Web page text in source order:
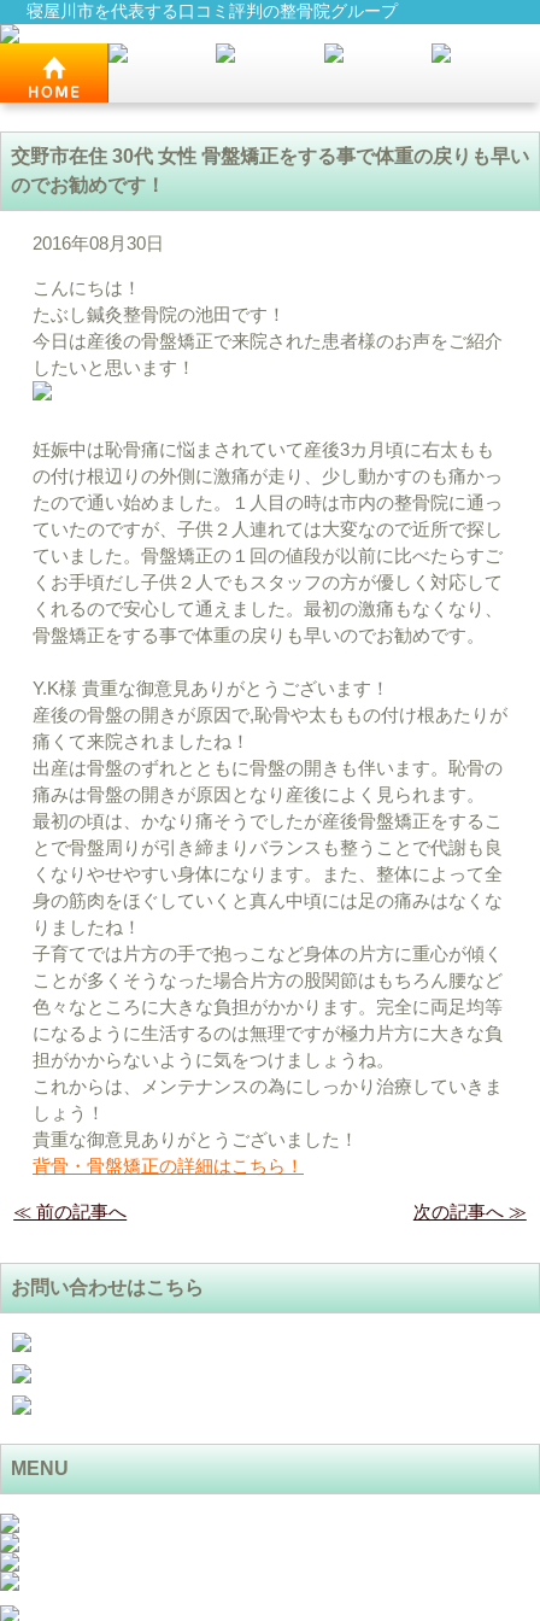
寝屋川市を代表する口コミ評判の整骨院グループ
交野市在住 30代 女性 骨盤矯正をする事で体重の戻りも早い
のでお勧めです！
2016年08月30日
こんにちは！
たぶし鍼灸整骨院の池田です！
今日は産後の骨盤矯正で来院された患者様のお声をご紹介
したいと思います！
妊娠中は恥骨痛に悩まされていて産後3カ月頃に右太もも
の付け根辺りの外側に激痛が走り、少し動かすのも痛かっ
たので通い始めました。１人目の時は市内の整骨院に通っ
ていたのですが、子供２人連れては大変なので近所で探し
ていました。骨盤矯正の１回の値段が以前に比べたらすご
くお手頃だし子供２人でもスタッフの方が優しく対応して
くれるので安心して通えました。最初の激痛もなくなり、
骨盤矯正をする事で体重の戻りも早いのでお勧めです。
Y.K様 貴重な御意見ありがとうございます！
産後の骨盤の開きが原因で,恥骨や太ももの付け根あたりが
痛くて来院されましたね！
出産は骨盤のずれとともに骨盤の開きも伴います。恥骨の
痛みは骨盤の開きが原因となり産後によく見られます。
最初の頃は、かなり痛そうでしたが産後骨盤矯正をするこ
とで骨盤周りが引き締まりバランスも整うことで代謝も良
くなりやせやすい身体になります。また、整体によって全
身の筋肉をほぐしていくと真ん中頃には足の痛みはなくな
りましたね！
子育てでは片方の手で抱っこなど身体の片方に重心が傾く
ことが多くそうなった場合片方の股関節はもちろん腰など
色々なところに大きな負担がかかります。完全に両足均等
になるように生活するのは無理ですが極力片方に大きな負
担がかからないように気をつけましょうね。
これからは、メンテナンスの為にしっかり治療していきま
しょう！
貴重な御意見ありがとうございました！
背骨・骨盤矯正の詳細はこちら！
≪ 前の記事へ 次の記事へ ≫
お問い合わせはこちら
MENU